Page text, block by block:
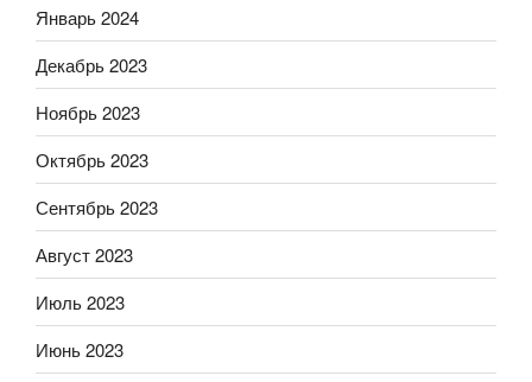
Январь 2024
Декабрь 2023
Ноябрь 2023
Октябрь 2023
Сентябрь 2023
Август 2023
Июль 2023
Июнь 2023